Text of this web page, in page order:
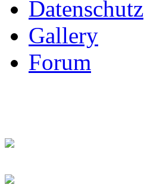
Datenschutz
Gallery
Forum